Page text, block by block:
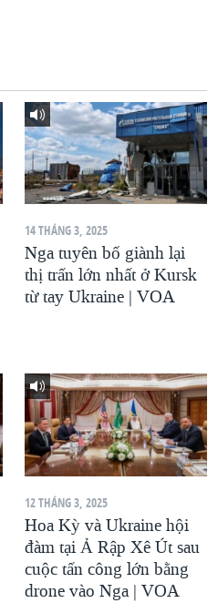
14 THÁNG 3, 2025
Nga tuyên bố giành lại
thị trấn lớn nhất ở Kursk
từ tay Ukraine | VOA
12 THÁNG 3, 2025
Hoa Kỳ và Ukraine hội
đàm tại Ả Rập Xê Út sau
cuộc tấn công lớn bằng
drone vào Nga | VOA